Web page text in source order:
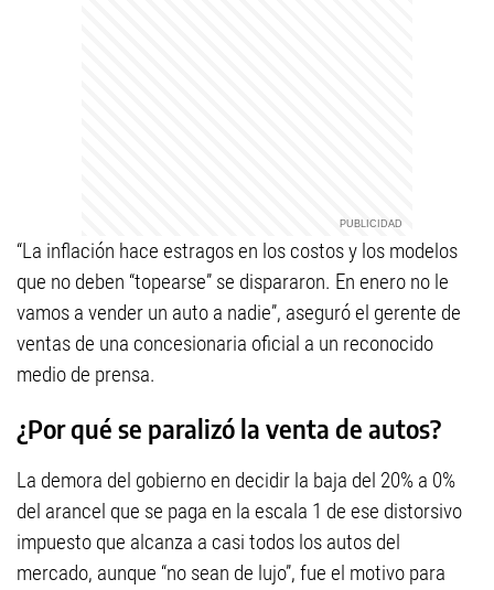
“La inflación hace estragos en los costos y los modelos
que no deben “topearse” se dispararon. En enero no le
vamos a vender un auto a nadie”, aseguró el gerente de
ventas de una concesionaria oficial a un reconocido
medio de prensa.
¿Por qué se paralizó la venta de autos?
La demora del gobierno en decidir la baja del 20% a 0%
del arancel que se paga en la escala 1 de ese distorsivo
impuesto que alcanza a casi todos los autos del
mercado, aunque “no sean de lujo”, fue el motivo para